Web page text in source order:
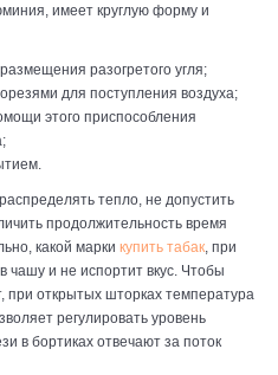
имеет круглую форму и
разогретого угля;
для поступления воздуха;
этого приспособления
тепло, не допустить
продолжительность время
какой марки купить табак , при
чашу и не испортит вкус. Чтобы
при открытых шторках температура
регулировать уровень
в бортиках отвечают за поток